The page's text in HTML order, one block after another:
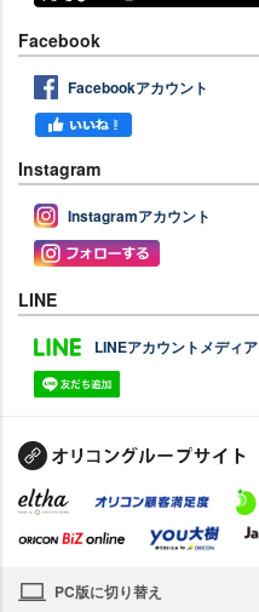
Facebook
Facebookアカウント
Instagram
Instagramアカウント
LINE
LINEアカウントメディア
PC版に切り替え